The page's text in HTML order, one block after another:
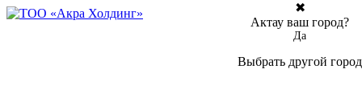
✖
Актау ваш город?
Да
Выбрать другой город